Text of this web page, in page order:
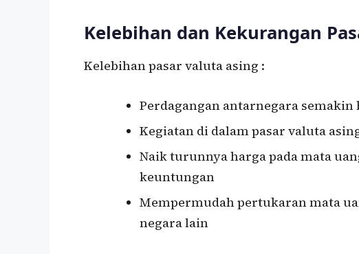
Kelebihan dan Kekurangan
Kelebihan pasar valuta asing :
Perdagangan antarnegara semakin
Kegiatan di dalam pasar valuta
Naik turunnya harga pada mata
keuntungan
Mempermudah pertukaran mata
negara lain